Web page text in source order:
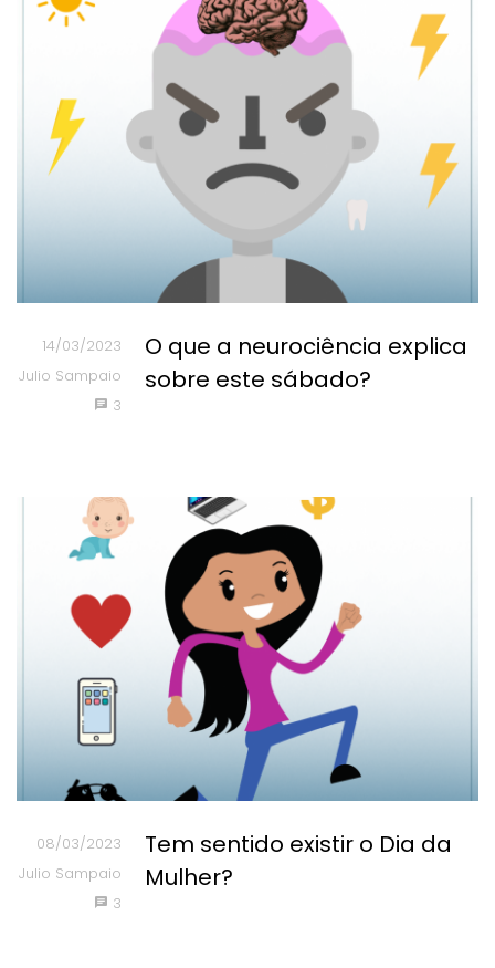
14/03/2023
Julio Sampaio
3
O que a neurociência explica
sobre este sábado?
08/03/2023
Julio Sampaio
3
Tem sentido existir o Dia da
Mulher?